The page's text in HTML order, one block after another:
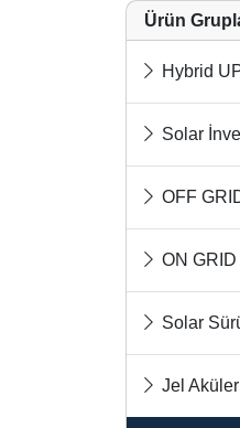
Ürün
Hybrid UPS
Solar İnverter
OFF
ON
Solar
Jel Aküler